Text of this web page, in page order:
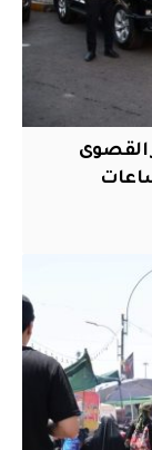
القصوى